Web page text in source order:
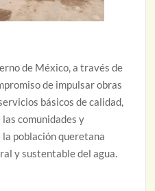
de México, a través de
de impulsar obras
básicos de calidad,
comunidades y
población queretana
y sustentable del agua.